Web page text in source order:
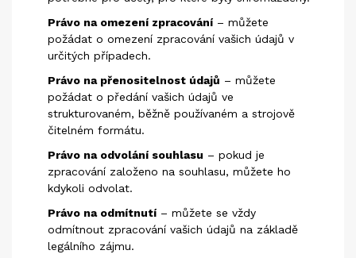
Právo na omezení zpracování – můžete
požádat o omezení zpracování vašich údajů v
určitých případech.
Právo na přenositelnost údajů – můžete
požádat o předání vašich údajů ve
strukturovaném, běžně používaném a strojově
čitelném formátu.
Právo na odvolání souhlasu – pokud je
zpracování založeno na souhlasu, můžete ho
kdykoli odvolat.
Právo na odmítnutí – můžete se vždy
odmítnout zpracování vašich údajů na základě
legálního zájmu.